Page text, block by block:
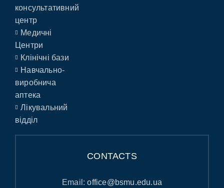
консультативний
центр
Медичні
Центри
Клінічні бази
Навчально-
виробнича
аптека
Лікувальний
відділ
CONTACTS
Email:office@bsmu.edu.ua